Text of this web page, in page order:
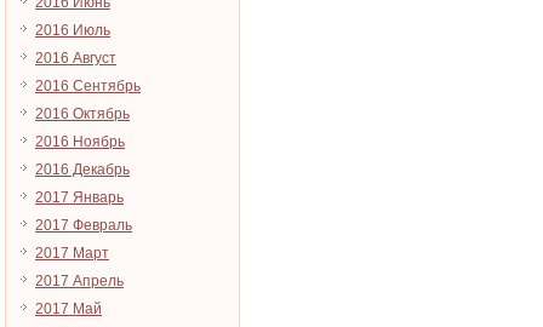
2016 Июль
2016 Август
2016 Сентябрь
2016 Октябрь
2016 Ноябрь
2016 Декабрь
2017 Январь
2017 Февраль
2017 Март
2017 Апрель
2017 Май